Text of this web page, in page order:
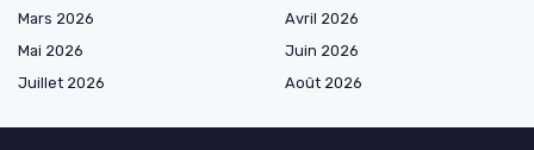
Mars 2026
Avril 2026
Mai 2026
Juin 2026
Juillet 2026
Août 2026